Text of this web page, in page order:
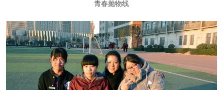
青春抛物线